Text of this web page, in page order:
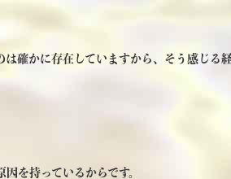
確かに存在していますから、そう感じる
を持っているからです。